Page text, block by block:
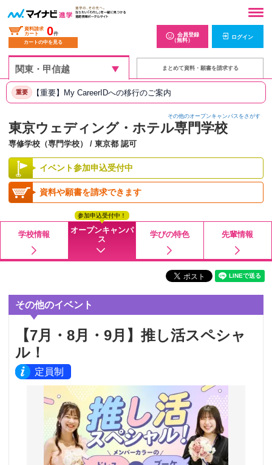
資料請求
カート
0件
カートの中を見る
会員登録
（無料）
ログイン
まとめて資料・願書を請求する
重要 【重要】My CareerIDへの移行のご案内
その他のオープンキャンパスをさがす
東京ウェディング・ホテル専門学校
専修学校（専門学校） / 東京都 認可
イベント参加申込受付中
資料や願書を請求できます
学校情報
オープンキャンパ
ス
参加申込受付中！
学びの特色 先輩情報
その他のイベント
【7月・8月・9月】推し活スペシャ
ル！
定員制